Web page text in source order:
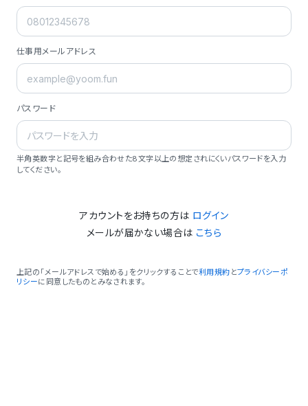
仕事用メールアドレス
パスワード
半角英数字と記号を組み合わせた8文字以上の想定されにくいパスワードを入力
してください。
アカウントをお持ちの方は ログイン
メールが届かない場合は こちら
上記の「メールアドレスで始める」をクリックすることで利用規約 とプライバシーポ
リシーに同意したものとみなされます。